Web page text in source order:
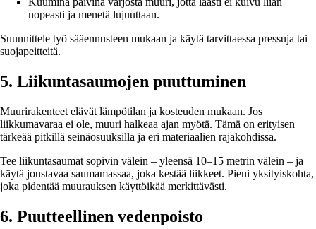
nopeasti ja menetä lujuuttaan.
Suunnittele työ sääennusteen mukaan ja käytä tarvittaessa pressuja tai
suojapeitteitä.
5. Liikuntasaumojen puuttuminen
Muurirakenteet elävät lämpötilan ja kosteuden mukaan. Jos
liikkumavaraa ei ole, muuri halkeaa ajan myötä. Tämä on erityisen
tärkeää pitkillä seinäosuuksilla ja eri materiaalien rajakohdissa.
Tee liikuntasaumat sopivin välein – yleensä 10–15 metrin välein – ja
käytä joustavaa saumamassaa, joka kestää liikkeet. Pieni yksityiskohta,
joka pidentää muurauksen käyttöikää merkittävästi.
6. Puutteellinen vedenpoisto